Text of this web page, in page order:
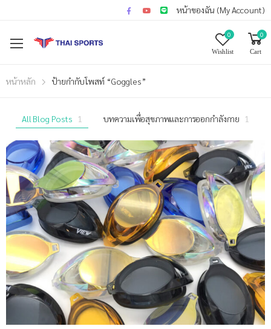
หน้าของฉัน (My Account)
0
Wishlist
0
Cart
หน้าหลัก ป้ายกำกับโพสท์ “Goggles”
All Blog Posts 1 บทความเพื่อสุขภาพและการออกกำลังกาย 1